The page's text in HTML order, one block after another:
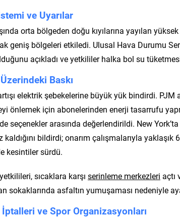
ve Uyarılar
orta bölgeden doğu kıyılarına yayılan
geniş bölgeleri etkiledi. Ulusal Hava Durumu
açıkladı ve yetkililer halka bol su
Baskı
elektrik şebekelerine büyük yük bindirdi. PJM
önlemek için abonelerinden enerji tasarrufu
seçenekler arasında değerlendirildi. New
kaldığını bildirdi; onarım çalışmalarıyla
kesintiler sürdü.
sıcaklara karşı serinleme merkezleri açtı
sokaklarında asfaltın yumuşaması nedeniyle
ve Spor Organizasyonları